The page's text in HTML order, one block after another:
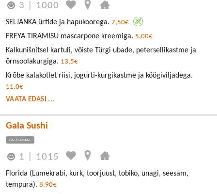
3 1000
SELJANKA ürtide ja hapukoorega. 7,50€
FREYA TIRAMISU mascarpone kreemiga. 5,00€
Kalkunišnitsel kartuli, võiste Türgi ubade, petersellikastme ja
õrnsoolakurgiga. 13,5€
Krõbe kalakotlet riisi, jogurti-kurgikastme ja köögiviljadega.
11,0€
VAATA EDASI ...
Gala Sushi
LASNAMÄE
1 1015
Florida (Lumekrabi, kurk, toorjuust, tobiko, unagi, seesam,
tempura). 8,90€